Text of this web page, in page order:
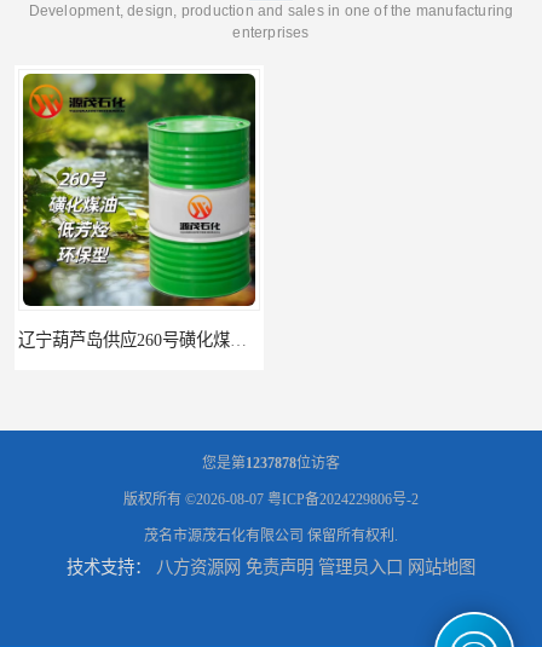
Development, design, production and sales in one of the manufacturing
enterprises
您是第1237878位访客
版权所有 ©2026-08-07 粤ICP备2024229806号-2
茂名市源茂石化有限公司 保留所有权利.
技术支持： 八方资源网 免责声明 管理员入口 网站地图